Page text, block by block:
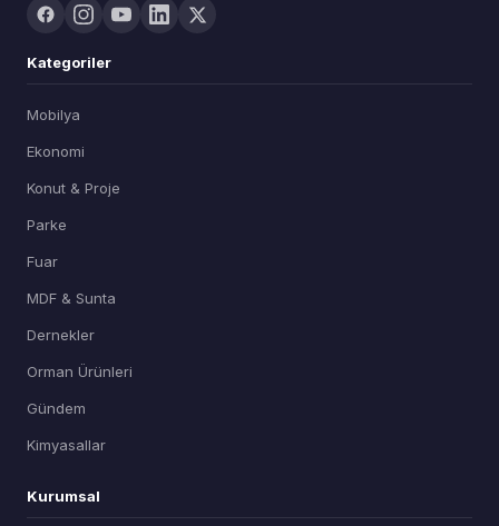
Kategoriler
Mobilya
Ekonomi
Konut & Proje
Parke
Fuar
MDF & Sunta
Dernekler
Orman Ürünleri
Gündem
Kimyasallar
Kurumsal